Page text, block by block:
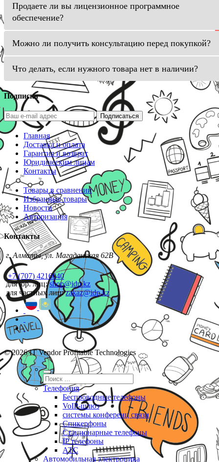
Продаете ли вы лицензионное программное
обеспечение?
Можно ли получить консультацию перед покупкой?
Что делать, если нужного товара нет в наличии?
Подписка
Подписаться
Главная
Доставка и оплата
Гарантия и возврат
Юридическим лицам
Контакты
Товары в сравнении
Избранные товары
Новости
Авторизация
Контакты
г. Алматы, ул. Магаданская 62В
+7 (707) 4216040
для юр. лиц:shop@idp.kz
для частных лиц:zakaz@idp.kz
© 2026 IT Vendor Profitable Technologies
Телефония
Беспроводные телефоны
VoIP-шлюз
системы конференц связи
Спикерфоны
Стационарные телефоны
IP телефоны
АТС
Автомобильная электроника